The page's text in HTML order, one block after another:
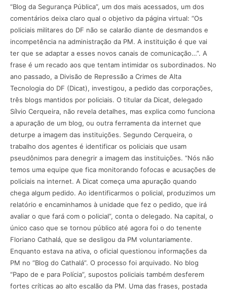
“Blog da Segurança Pública”, um dos mais acessados, um dos
comentários deixa claro qual o objetivo da página virtual: “Os
policiais militares do DF não se calarão diante de desmandos e
incompetência na administração da PM. A instituição é que vai
ter que se adaptar a esses novos canais de comunicação…”. A
frase é um recado aos que tentam intimidar os subordinados. No
ano passado, a Divisão de Repressão a Crimes de Alta
Tecnologia do DF (Dicat), investigou, a pedido das corporações,
três blogs mantidos por policiais. O titular da Dicat, delegado
Sílvio Cerqueira, não revela detalhes, mas explica como funciona
a apuração de um blog, ou outra ferramenta da internet que
deturpe a imagem das instituições. Segundo Cerqueira, o
trabalho dos agentes é identificar os policiais que usam
pseudônimos para denegrir a imagem das instituições. “Nós não
temos uma equipe que fica monitorando fofocas e acusações de
policiais na internet. A Dicat começa uma apuração quando
chega algum pedido. Ao identificarmos o policial, produzimos um
relatório e encaminhamos à unidade que fez o pedido, que irá
avaliar o que fará com o policial”, conta o delegado. Na capital, o
único caso que se tornou público até agora foi o do tenente
Floriano Cathalá, que se desligou da PM voluntariamente.
Enquanto estava na ativa, o oficial questionou informações da
PM no “Blog do Cathalá”. O processo foi arquivado. No blog
“Papo de e para Polícia”, supostos policiais também desferem
fortes críticas ao alto escalão da PM. Uma das frases, postada